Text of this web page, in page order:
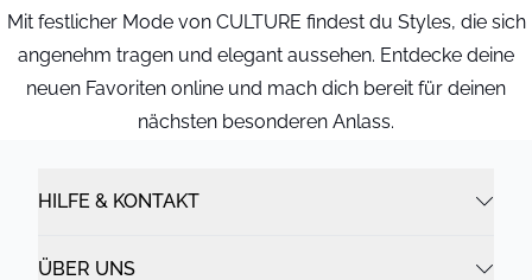
Mit festlicher Mode von CULTURE findest du Styles, die sich
angenehm tragen und elegant aussehen. Entdecke deine
neuen Favoriten online und mach dich bereit für deinen
nächsten besonderen Anlass.
HILFE & KONTAKT
ÜBER UNS